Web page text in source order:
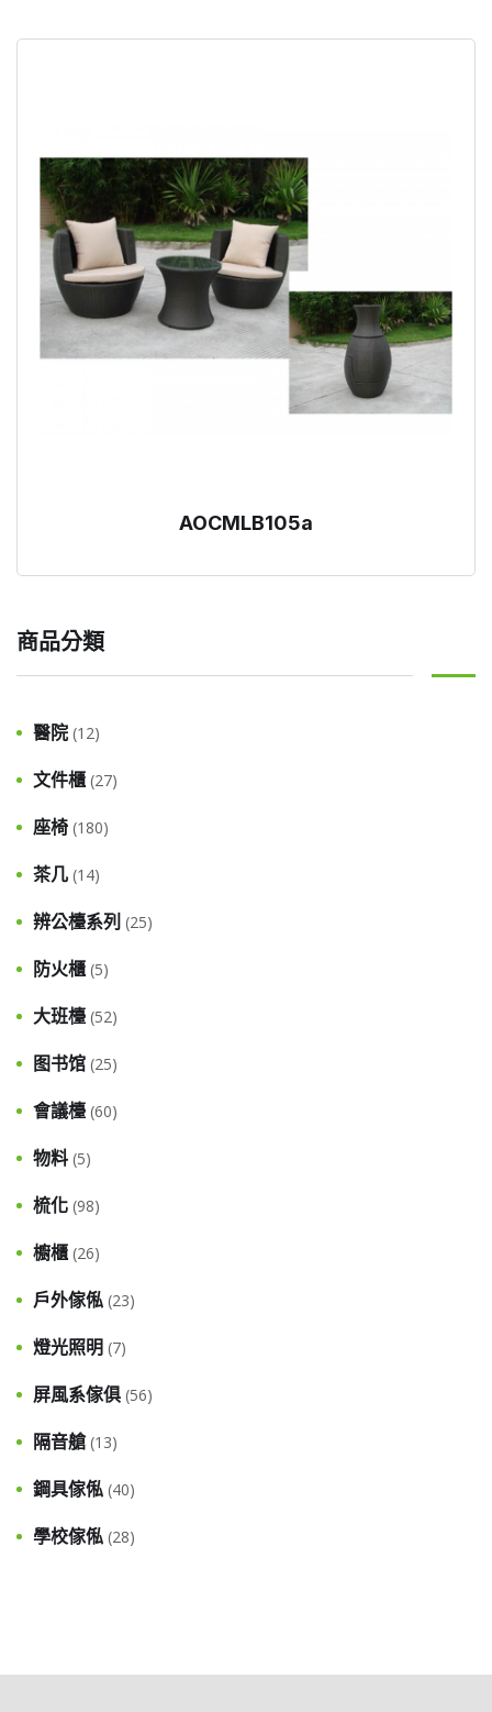
AOCMLB105a
商品分類
醫院 (12)
文件櫃 (27)
座椅 (180)
茶几 (14)
辨公檯系列 (25)
防火櫃 (5)
大班檯 (52)
图书馆 (25)
會議檯 (60)
物料 (5)
梳化 (98)
櫥櫃 (26)
戶外傢俬 (23)
燈光照明 (7)
屏風系傢俱 (56)
隔音艙 (13)
鋼具傢俬 (40)
學校傢俬 (28)